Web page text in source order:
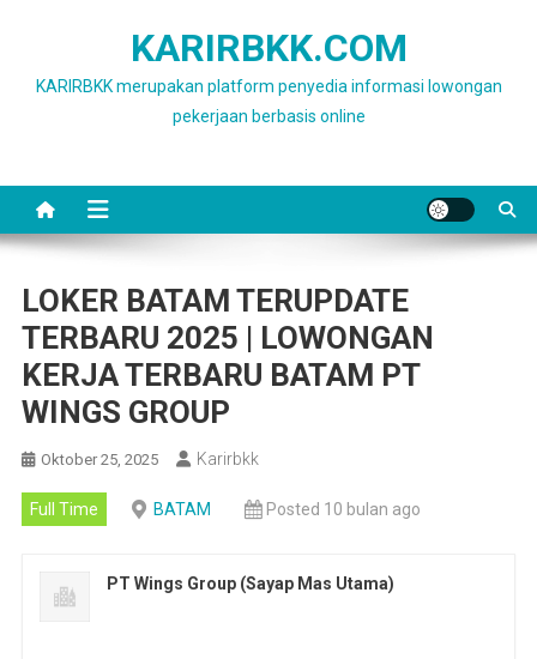
KARIRBKK.COM
KARIRBKK merupakan platform penyedia informasi lowongan
pekerjaan berbasis online
LOKER BATAM TERUPDATE
TERBARU 2025 | LOWONGAN
KERJA TERBARU BATAM PT
WINGS GROUP
Oktober 25, 2025 Karirbkk
Full Time BATAM Posted 10 bulan ago
PT Wings Group (Sayap Mas Utama)